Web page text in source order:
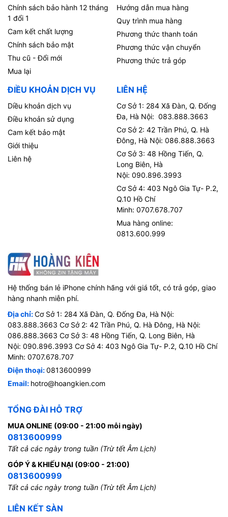
Chính sách bảo hành 12 tháng
1 đổi 1
Cam kết chất lượng
Chính sách bảo mật
Thu cũ - Đổi mới
Mua lại
Hướng dẫn mua hàng
Quy trình mua hàng
Phương thức thanh toán
Phương thức vận chuyển
Phương thức trả góp
ĐIỀU KHOẢN DỊCH VỤ
Diều khoản dịch vụ
Điều khoản sử dụng
Cam kết bảo mật
Giới thiệu
Liên hệ
LIÊN HỆ
Cơ Sở 1: 284 Xã Đàn, Q. Đống
Đa, Hà Nội: 083.888.3663
Cơ Sở 2: 42 Trần Phú, Q. Hà
Đông, Hà Nội: 086.888.3663
Cơ Sở 3: 48 Hồng Tiến, Q.
Long Biên, Hà
Nội: 090.896.3993
Cơ Sở 4: 403 Ngô Gia Tự- P.2,
Q.10 Hồ Chí
Minh: 0707.678.707
Mua hàng online:
0813.600.999
Hệ thống bán lẻ iPhone chính hãng với giá tốt, có trả góp, giao
hàng nhanh miễn phí.
Địa chỉ:Cơ Sở 1: 284 Xã Đàn, Q. Đống Đa, Hà Nội:
083.888.3663 Cơ Sở 2: 42 Trần Phú, Q. Hà Đông, Hà Nội:
086.888.3663 Cơ Sở 3: 48 Hồng Tiến, Q. Long Biên, Hà
Nội: 090.896.3993 Cơ Sở 4: 403 Ngô Gia Tự- P.2, Q.10 Hồ Chí
Minh: 0707.678.707
Điện thoại:0813600999
Email: hotro@hoangkien.com
TỔNG ĐÀI HỖ TRỢ
MUA ONLINE (09:00 - 21:00 mỗi ngày)
0813600999
Tất cả các ngày trong tuần (Trừ tết Âm Lịch)
GÓP Ý & KHIẾU NẠI (09:00 - 21:00)
0813600999
Tất cả các ngày trong tuần (Trừ tết Âm Lịch)
LIÊN KẾT SÀN